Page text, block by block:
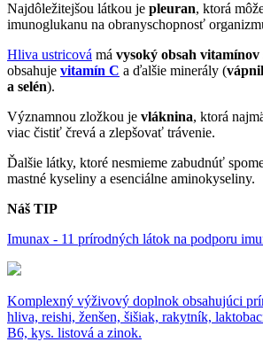
Najdôležitejšou látkou je pleuran, ktorá
imunoglukanu na obranyschopnosť
Hliva ustricová má vysoký obsah
obsahuje vitamín C a ďalšie minerály (
a selén).
Významnou zložkou je vláknina, ktorá
viac čistiť črevá a zlepšovať trávenie.
Ďalšie látky, ktoré nesmieme zabudnúť
mastné kyseliny a esenciálne aminokyseliny.
Náš TIP
Imunax - 11 prírodných látok na podporu
Komplexný výživový doplnok obsahujúci
hliva, reishi, ženšen, šišiak, rakytník,
B6, kys. listová a zinok.